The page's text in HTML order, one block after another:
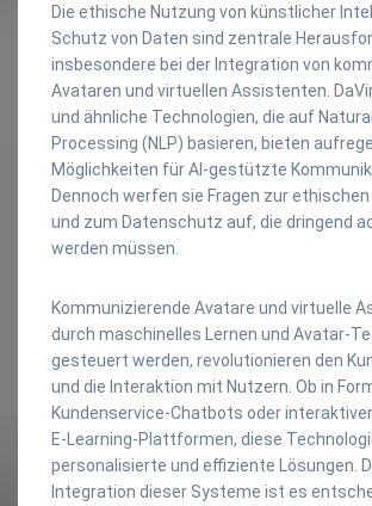
Die ethische Nutzung von künstlicher
Schutz von Daten sind zentrale
insbesondere bei der Integration von
Avataren und virtuellen Assistenten.
und ähnliche Technologien, die auf
Processing (NLP) basieren, bieten
Möglichkeiten für AI-gestützte
Dennoch werfen sie Fragen zur
und zum Datenschutz auf, die dringend
werden müssen.
Kommunizierende Avatare und virtuelle
durch maschinelles Lernen und Avatar-
gesteuert werden, revolutionieren den
und die Interaktion mit Nutzern. Ob in
Kundenservice-Chatbots oder
E-Learning-Plattformen, diese
personalisierte und effiziente Lösungen.
Integration dieser Systeme ist es